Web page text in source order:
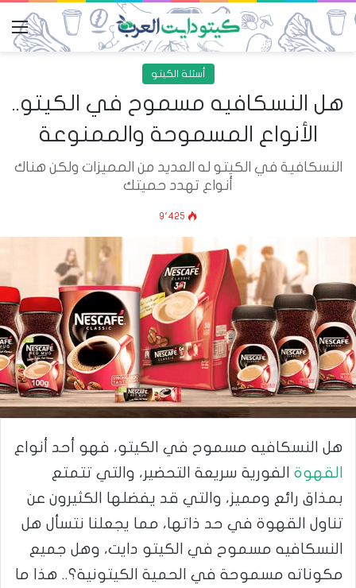
أسئلة الكيتو
هل النسكافيه مسموح في الكيتو..
الأنواع المسموحة والممنوعة
النسكافية في الكيتو له العديد من المميزات ولكن هناك
أنواع تهدد حميتك
9٬425
هل النسكافيه مسموح في الكيتو، فهو أحد أنواع
القهوة الفورية سريعة التحضير، والتي تتمتع
بمذاق رائع ومميز، والتي قد يفضلها الكثيرون عن
تناول القهوة في حد ذاتها، مما يجعلنا نتسأل هل
النسكافيه مسموح في الكيتو دايت، وهل جميع
مكوناته مسموحة في الحمية الكيتونية؟.. هذا ما